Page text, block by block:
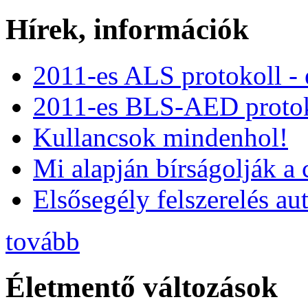
Hírek, információk
2011-es ALS protokoll -
2011-es BLS-AED
Kullancsok mindenhol!
Mi alapján bírságolják a
Elsősegély felszerelés
tovább
Életmentő változások